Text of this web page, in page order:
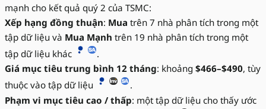
mạnh cho kết quả quý 2 của TSMC:
Xếp hạng đồng thuận: Mua trên 7 nhà phân tích trong một
tập dữ liệu và Mua Mạnh trên 19 nhà phân tích trong một
tập dữ liệu khác
.
Giá mục tiêu trung bình 12 tháng: khoảng $466–$490, tùy
thuộc vào tập dữ liệu
.
Phạm vi mục tiêu cao / thấp: một tập dữ liệu cho thấy ước